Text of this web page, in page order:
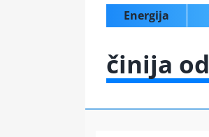
Energija
činija